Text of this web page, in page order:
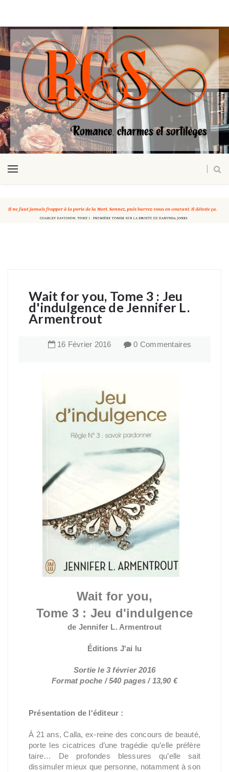
Wait for you, Tome 3 : Jeu
d'indulgence de Jennifer L.
Armentrout
16 Février 2016 0 Commentaires
Wait for you,
Tome 3 : Jeu d'indulgence
de Jennifer L. Armentrout
Éditions J'ai lu
Sortie le 3 février 2016
Format poche / 540 pages / 13,90 €
Présentation de l'éditeur :
À 21 ans, Calla, ex-reine des concours de beauté,
porte les cicatrices d’une tragédie qu’elle préfère
taire… De profondes blessures qu’elle sait
dissimuler mieux que personne, notamment à son